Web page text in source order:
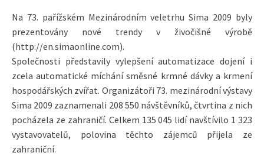
Na 73. pařížském Mezinárodním veletrhu Sima 2009 byly
prezentovány nové trendy v živočišné výrobě
(http://en.simaonline.com).
Společnosti představily vylepšení automatizace dojení i
zcela automatické míchání směsné krmné dávky a krmení
hospodářských zvířat. Organizátoři 73. mezinárodní výstavy
Sima 2009 zaznamenali 208 550 návštěvníků, čtvrtina z nich
pocházela ze zahraničí. Celkem 135 045 lidí navštívilo 1 323
vystavovatelů, polovina těchto zájemců přijela ze
zahraniční.